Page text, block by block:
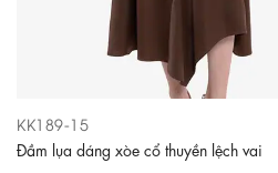
KK189-15
Đầm lụa dáng xòe cổ thuyền lệch vai